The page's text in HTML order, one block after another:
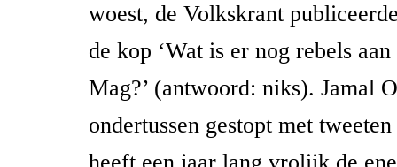
woest, de Volkskrant
de kop ‘Wat is er nog rebels
Mag?’ (antwoord: niks). Jamal
ondertussen gestopt met